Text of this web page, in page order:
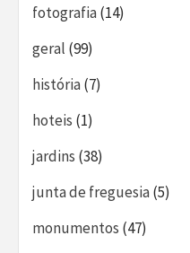
fotografia(14)
geral (99)
história(7)
hoteis (1)
jardins (38)
junta de freguesia(5)
monumentos (47)